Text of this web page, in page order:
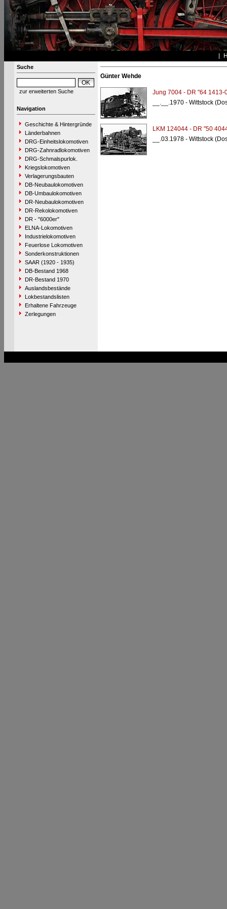
Suche
zur erweiterten Suche
Navigation
Geschichte & Hintergründe
Länderbahnen
DRG-Einheitslokomotiven
DRG-Zahnradlokomotiven
DRG-Schmalspurlok.
Kriegslokomotiven
Verlagerungsbauten
DB-Neubaulokomotiven
DB-Umbaulokomotiven
DR-Neubaulokomotiven
DR-Rekolokomotiven
DR - "6000er"
ELNA-Lokomotiven
Industrielokomotiven
Feuerlose Lokomotiven
Sonderkonstruktionen
SAAR (1920 - 1935)
DB-Bestand 1968
DR-Bestand 1970
Auslandsbestände
Lokbestandslisten
Erhaltene Fahrzeuge
Zerlegungen
Günter Wehde
Jung 7004 - DR "64 1413-
__.__.1970 - Wittstock
LKM 124044 - DR "50
__.03.1978 - Wittstock